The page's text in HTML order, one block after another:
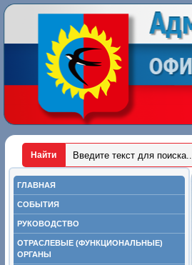
ГЛАВНАЯ
СОБЫТИЯ
РУКОВОДСТВО
ОТРАСЛЕВЫЕ (ФУНКЦИОНАЛЬНЫЕ)
ОРГАНЫ